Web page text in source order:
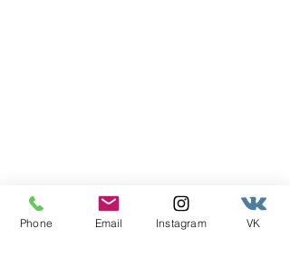
Phone Email Instagram VK